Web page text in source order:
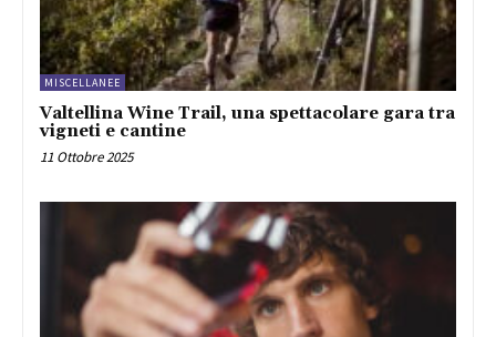
MISCELLANEE
Valtellina Wine Trail, una spettacolare gara tra
vigneti e cantine
11 Ottobre 2025